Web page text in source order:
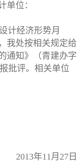
单位：
计经济形势月
我处按相关规定给
通知》（青建办字
批评。相关单位
2013年11月27日